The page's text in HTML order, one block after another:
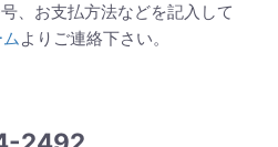
、お支払方法などを記入して
よりご連絡下さい。